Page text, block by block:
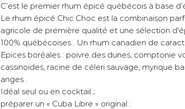
C’est le premier rhum épicé québécois à base
Le rhum épicé Chic Choc est la combinaison
agricole de première qualité et une sélection
100% québécoises . Un rhum canadien de
Epices boréales : poivre des dunes, comptonie
cassinoïdes, racine de céleri sauvage, myrique
anges .
Idéal seul ou en cocktail ;
préparer un « Cuba Libre » original :